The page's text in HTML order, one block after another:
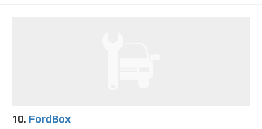
10. FordBox